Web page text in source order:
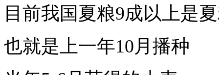
目前我国夏粮9成以上是
也就是上一年10月播种